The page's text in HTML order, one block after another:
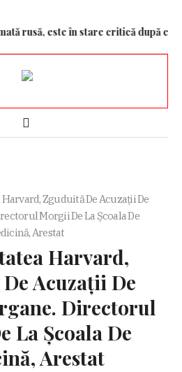
este în stare critică după ce
Zguduită De Acuzații De
Morgii De La Școala De
Arestat
Harvard,
Acuzații De
Directorul
La Școala De
Arestat